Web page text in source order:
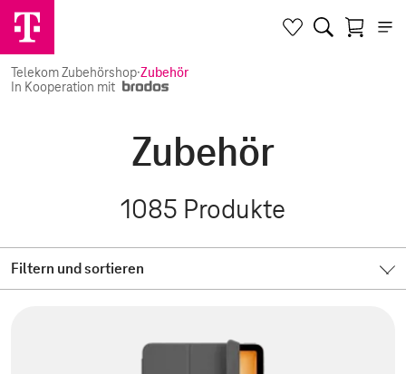
Telekom Zubehörshop·Zubehör
In Kooperation mit
Zubehör
1085 Produkte
Filtern und sortieren